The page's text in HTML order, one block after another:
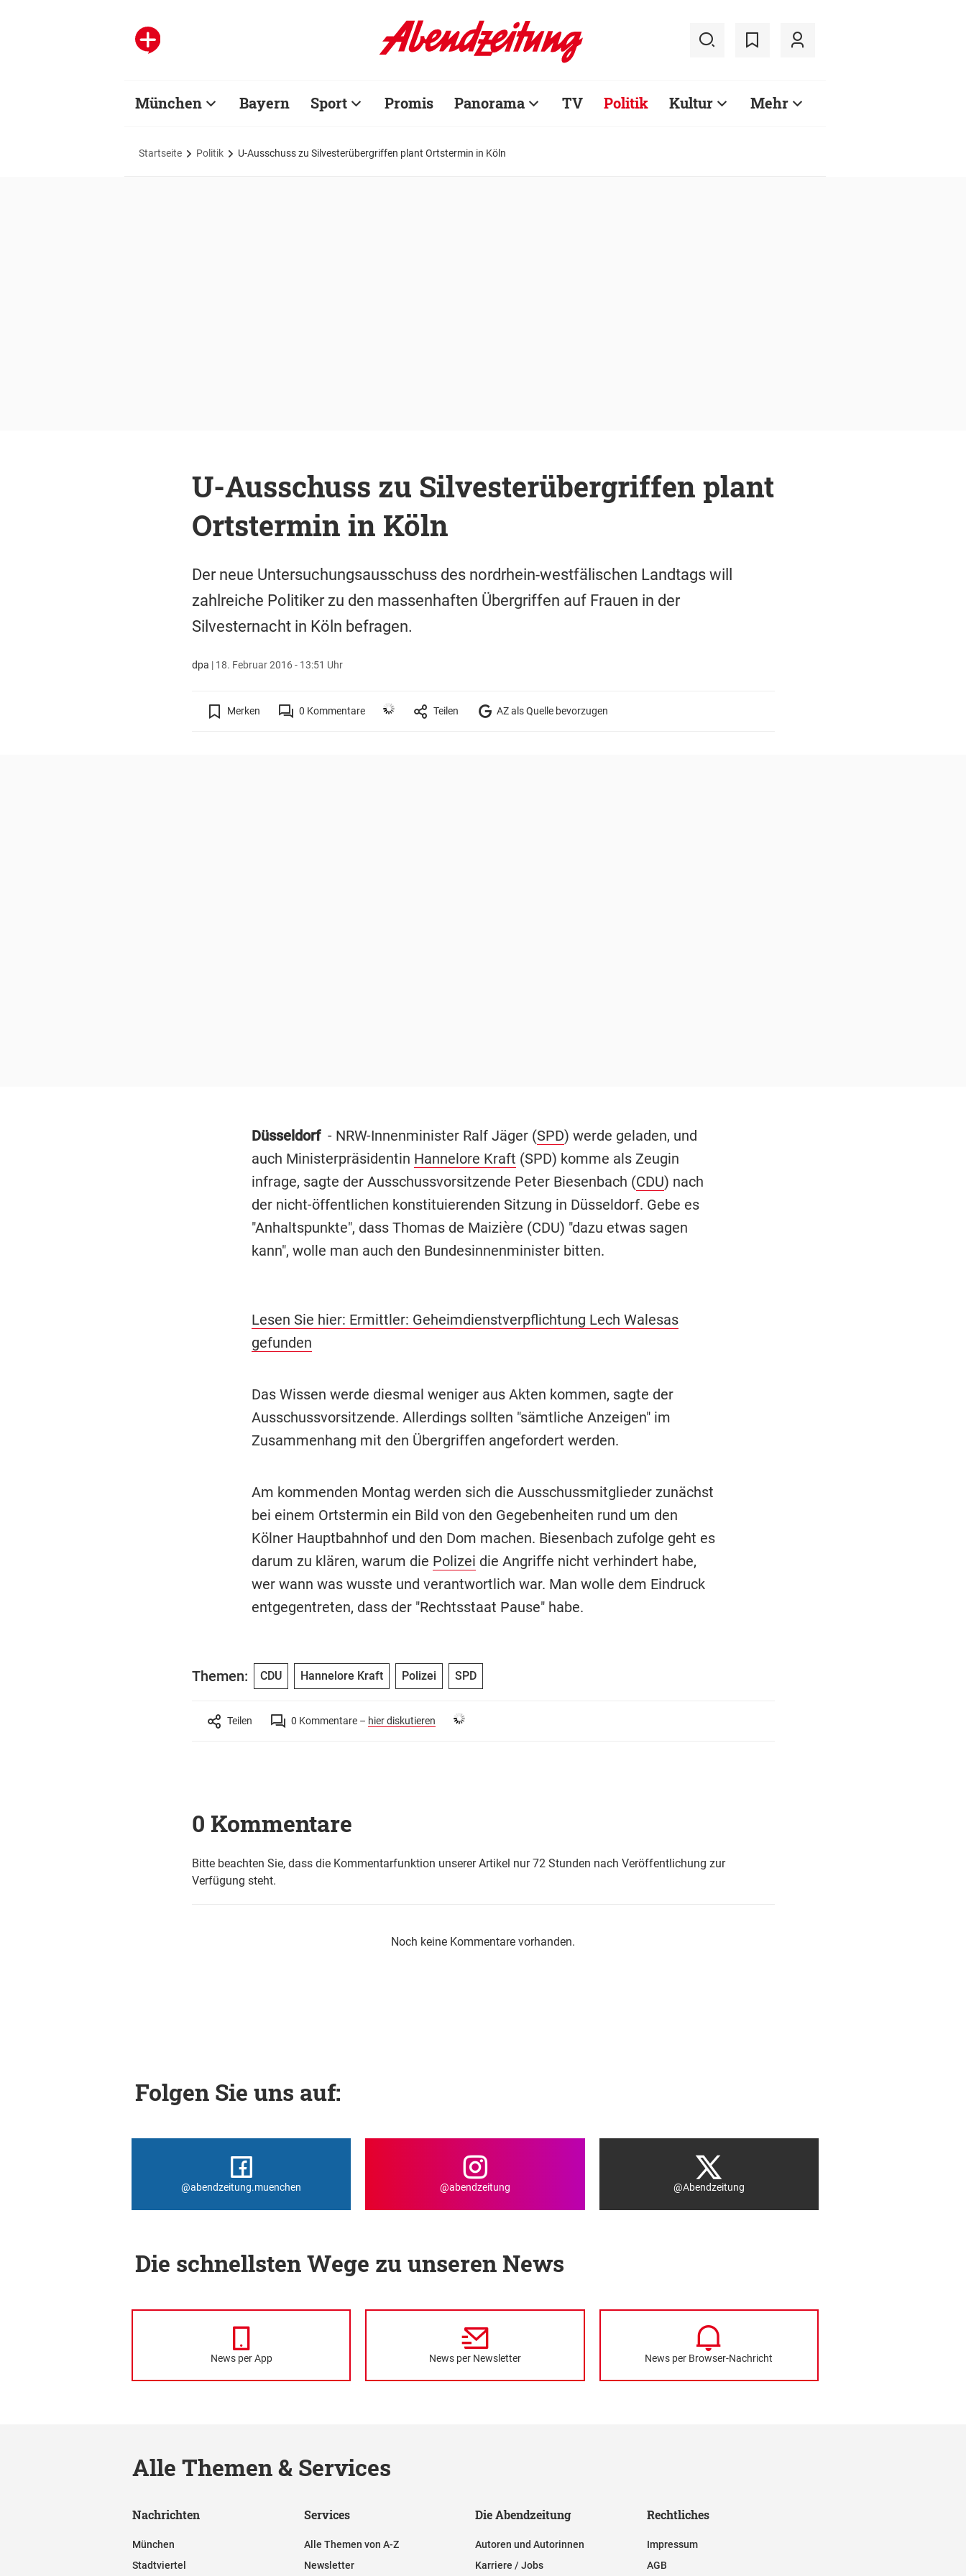
München Bayern Sport Promis Panorama TV Politik Kultur Mehr
Startseite Politik U-Ausschuss zu Silvesterübergriffen plant Ortstermin in Köln
U-Ausschuss zu Silvesterübergriffen plant
Ortstermin in Köln
Der neue Untersuchungsausschuss des nordrhein-westfälischen Landtags will
zahlreiche Politiker zu den massenhaften Übergriffen auf Frauen in der
Silvesternacht in Köln befragen.
dpa | 18. Februar 2016 - 13:51 Uhr
Merken 0 Kommentare Teilen AZ als Quelle bevorzugen
Düsseldorf - NRW-Innenminister Ralf Jäger (SPD) werde geladen, und
auch Ministerpräsidentin Hannelore Kraft (SPD) komme als Zeugin
infrage, sagte der Ausschussvorsitzende Peter Biesenbach (CDU) nach
der nicht-öffentlichen konstituierenden Sitzung in Düsseldorf. Gebe es
"Anhaltspunkte", dass Thomas de Maizière (CDU) "dazu etwas sagen
kann", wolle man auch den Bundesinnenminister bitten.
Lesen Sie hier: Ermittler: Geheimdienstverpflichtung Lech Walesas
gefunden
Das Wissen werde diesmal weniger aus Akten kommen, sagte der
Ausschussvorsitzende. Allerdings sollten "sämtliche Anzeigen" im
Zusammenhang mit den Übergriffen angefordert werden.
Am kommenden Montag werden sich die Ausschussmitglieder zunächst
bei einem Ortstermin ein Bild von den Gegebenheiten rund um den
Kölner Hauptbahnhof und den Dom machen. Biesenbach zufolge geht es
darum zu klären, warum die Polizei die Angriffe nicht verhindert habe,
wer wann was wusste und verantwortlich war. Man wolle dem Eindruck
entgegentreten, dass der "Rechtsstaat Pause" habe.
Themen: CDU Hannelore Kraft Polizei SPD
Teilen 0 Kommentare – hier diskutieren
0 Kommentare
Bitte beachten Sie, dass die Kommentarfunktion unserer Artikel nur 72 Stunden nach Veröffentlichung zur
Verfügung steht.
Noch keine Kommentare vorhanden.
Folgen Sie uns auf:
@abendzeitung.muenchen @abendzeitung @Abendzeitung
Die schnellsten Wege zu unseren News
News per App News per Newsletter News per Browser-Nachricht
Alle Themen & Services
Nachrichten
München
Stadtviertel
Services
Alle Themen von A-Z
Newsletter
Die Abendzeitung
Autoren und Autorinnen
Karriere / Jobs
Rechtliches
Impressum
AGB